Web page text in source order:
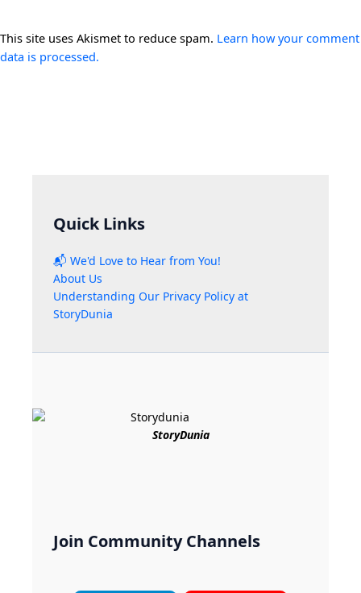
This site uses Akismet to reduce spam. Learn how your comment
data is processed.
Quick Links
📬 We'd Love to Hear from You!
About Us
Understanding Our Privacy Policy at
StoryDunia
StoryDunia
Join Community Channels